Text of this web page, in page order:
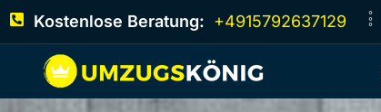
Kostenlose Beratung: +4915792637129